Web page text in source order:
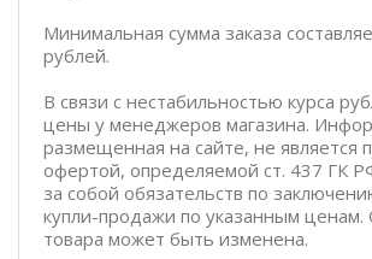
Минимальная сумма заказа
рублей.
В связи с нестабильностью курса
цены у менеджеров магазина.
размещенная на сайте, не является
офертой, определяемой ст. 437 ГК
за собой обязательств по
купли-продажи по указанным ценам.
товара может быть изменена.